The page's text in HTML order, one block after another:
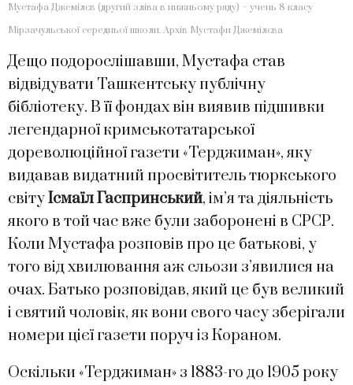
Мустафа Джемілєв (другий зліва в нижньому ряду) – учень 8 класу
Мірзачульської середньої школи. Архів Мустафи Джемілєва
​Дещо подорослішавши, Мустафа став
відвідувати Ташкентську публічну
бібліотеку. В її фондах він виявив підшивки
легендарної кримськотатарської
дореволюційної газети «Терджиман», яку
видавав видатний просвітитель тюркського
світуІсмаїл Гаспринський, ім’я та діяльність
якого в той час вже були заборонені в СРСР.
Коли Мустафа розповів про це батькові, у
того від хвилювання аж сльози з’явилися на
очах. Батько розповідав, який це був великий
і святий чоловік, як вони свого часу зберігали
номери цієї газети поруч із Кораном.
Оскільки «Терджиман» з 1883-го до 1905 року